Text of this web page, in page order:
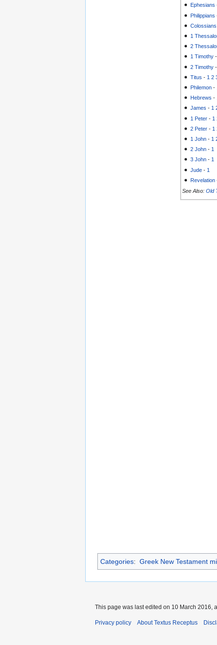
Ephesians
Philippians
Colossians
1
2
1 Timothy
2 Timothy
Titus - 1 2
Philemon -
Hebrews -
James -1
1 Peter - 1
2 Peter - 1
1 John - 1
2 John - 1
3 John -1
Jude - 1
Revelation
See Also: Old
Categories: Greek New Testament
This page was last edited on 10 March 2016,
Privacy policy About Textus Receptus